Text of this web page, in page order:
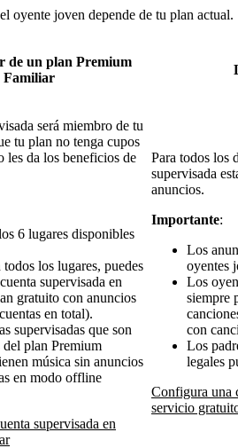
oyente joven depende de tu plan actual.
de un plan Premium
Familiar
será miembro de tu
tu plan no tenga cupos
les da los beneficios de
6 lugares disponibles
todos los lugares, puedes
supervisada en
gratuito con anuncios
en total).
supervisadas que son
del plan Premium
música sin anuncios
en modo offline
supervisada en
Para todos los
supervisada
anuncios.
Importante:
Los
oyentes
Los
siempre
con
Los
legales
Configura una
servicio